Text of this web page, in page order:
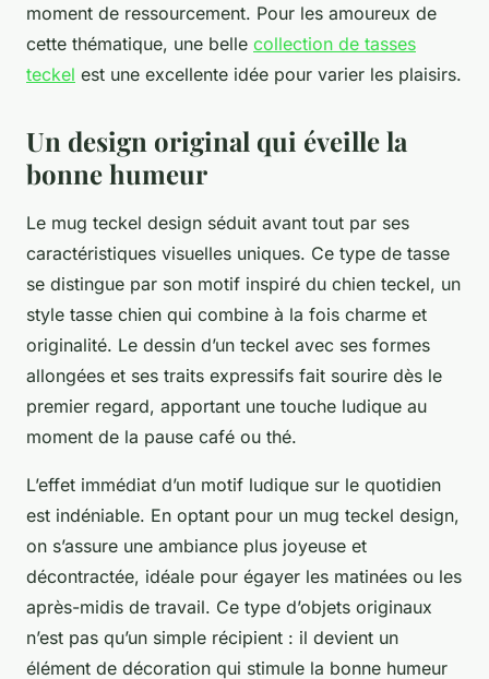
moment de ressourcement. Pour les amoureux de
cette thématique, une belle collection de tasses
teckel est une excellente idée pour varier les plaisirs.
Un design original qui éveille la
bonne humeur
Le mug teckel design séduit avant tout par ses
caractéristiques visuelles uniques. Ce type de tasse
se distingue par son motif inspiré du chien teckel, un
style tasse chien qui combine à la fois charme et
originalité. Le dessin d’un teckel avec ses formes
allongées et ses traits expressifs fait sourire dès le
premier regard, apportant une touche ludique au
moment de la pause café ou thé.
L’effet immédiat d’un motif ludique sur le quotidien
est indéniable. En optant pour un mug teckel design,
on s’assure une ambiance plus joyeuse et
décontractée, idéale pour égayer les matinées ou les
après-midis de travail. Ce type d’objets originaux
n’est pas qu’un simple récipient : il devient un
élément de décoration qui stimule la bonne humeur